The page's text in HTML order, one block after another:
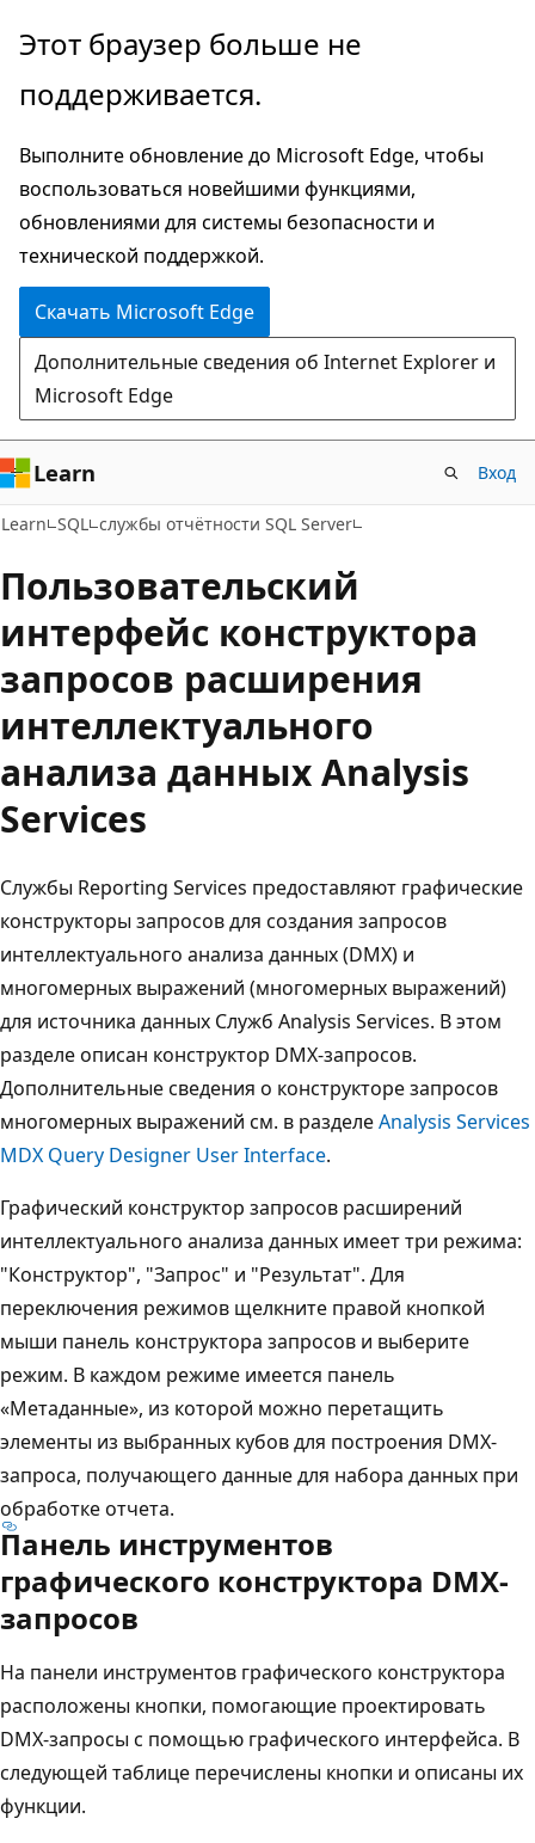
Пропустить
перейти
основному
содержимому
Этот браузер больше не
поддерживается.
Выполните обновление до Microsoft Edge, чтобы
воспользоваться новейшими функциями,
обновлениями для системы безопасности и
технической поддержкой.
Скачать Microsoft Edge
Дополнительные сведения об Internet Explorer и
Microsoft Edge
Learn Вход
Learn SQL службы отчётности SQL Server
Пользовательский
интерфейс конструктора
запросов расширения
интеллектуального
анализа данных Analysis
Services
Службы Reporting Services предоставляют графические
конструкторы запросов для создания запросов
интеллектуального анализа данных (DMX) и
многомерных выражений (многомерных выражений)
для источника данных Служб Analysis Services. В этом
разделе описан конструктор DMX-запросов.
Дополнительные сведения о конструкторе запросов
многомерных выражений см. в разделеAnalysis Services
MDX Query Designer User Interface.
Графический конструктор запросов расширений
интеллектуального анализа данных имеет три режима:
"Конструктор", "Запрос" и "Результат". Для
переключения режимов щелкните правой кнопкой
мыши панель конструктора запросов и выберите
режим. В каждом режиме имеется панель
«Метаданные», из которой можно перетащить
элементы из выбранных кубов для построения DMX-
запроса, получающего данные для набора данных при
обработке отчета.
Панель инструментов
графического конструктора DMX-
запросов
На панели инструментов графического конструктора
расположены кнопки, помогающие проектировать
DMX-запросы с помощью графического интерфейса. В
следующей таблице перечислены кнопки и описаны их
функции.